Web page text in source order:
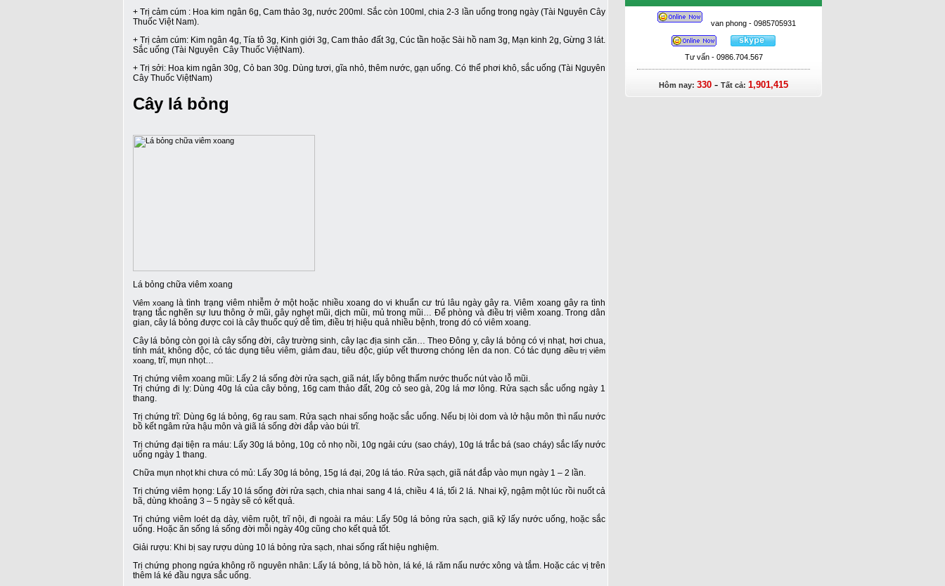
+ Trị cảm cúm : Hoa kim ngân 6g, Cam thảo 3g, nước 200ml. Sắc còn 100ml, chia 2-3 lần uống trong ngày (Tài Nguyên Cây
Thuốc Việt Nam).
+ Trị cảm cúm: Kim ngân 4g, Tía tô 3g, Kinh giới 3g, Cam thảo đất 3g, Cúc tần hoặc Sài hồ nam 3g, Mạn kinh 2g, Gừng 3 lát.
Sắc uống (Tài Nguyên Cây Thuốc ViệtNam).
+ Trị sởi: Hoa kim ngân 30g, Cỏ ban 30g. Dùng tươi, gĩa nhỏ, thêm nước, gạn uống. Có thể phơi khô, sắc uống (Tài Nguyên
Cây Thuốc ViệtNam)
Cây lá bỏng
Lá bỏng chữa viêm xoang
Viêm xoang là tình trạng viêm nhiễm ở một hoặc nhiều xoang do vi khuẩn cư trú lâu ngày gây ra. Viêm xoang gây ra tình
trạng tắc nghẽn sự lưu thông ở mũi, gây nghẹt mũi, dịch mũi, mủ trong mũi… Để phòng và điều trị viêm xoang. Trong dân
gian, cây lá bỏng được coi là cây thuốc quý dễ tìm, điều trị hiệu quả nhiều bệnh, trong đó có viêm xoang.
Cây lá bỏng còn gọi là cây sống đời, cây trường sinh, cây lạc địa sinh căn… Theo Đông y, cây lá bỏng có vị nhạt, hơi chua,
tính mát, không độc, có tác dụng tiêu viêm, giảm đau, tiêu độc, giúp vết thương chóng lên da non. Có tác dụng điều trị viêm
xoang, trĩ, mụn nhọt…
Trị chứng viêm xoang mũi: Lấy 2 lá sống đời rửa sạch, giã nát, lấy bông thấm nước thuốc nút vào lỗ mũi.
Trị chứng đi lỵ: Dùng 40g lá của cây bỏng, 16g cam thảo đất, 20g cỏ seo gà, 20g lá mơ lông. Rửa sạch sắc uống ngày 1
thang.
Trị chứng trĩ: Dùng 6g lá bỏng, 6g rau sam. Rửa sạch nhai sống hoặc sắc uống. Nếu bị lòi dom và lở hậu môn thì nấu nước
bồ kết ngâm rửa hậu môn và giã lá sống đời đắp vào búi trĩ.
Trị chứng đại tiện ra máu: Lấy 30g lá bỏng, 10g cỏ nhọ nồi, 10g ngải cứu (sao cháy), 10g lá trắc bá (sao cháy) sắc lấy nước
uống ngày 1 thang.
Chữa mụn nhọt khi chưa có mủ: Lấy 30g lá bỏng, 15g lá đại, 20g lá táo. Rửa sạch, giã nát đắp vào mụn ngày 1 – 2 lần.
Trị chứng viêm họng: Lấy 10 lá sống đời rửa sạch, chia nhai sang 4 lá, chiều 4 lá, tối 2 lá. Nhai kỹ, ngậm một lúc rồi nuốt cả
bã, dùng khoảng 3 – 5 ngày sẽ có kết quả.
Trị chứng viêm loét dạ dày, viêm ruột, trĩ nội, đi ngoài ra máu: Lấy 50g lá bỏng rửa sạch, giã kỹ lấy nước uống, hoặc sắc
uống. Hoặc ăn sống lá sống đời mỗi ngày 40g cũng cho kết quả tốt.
Giải rượu: Khi bị say rượu dùng 10 lá bỏng rửa sạch, nhai sống rất hiệu nghiệm.
Trị chứng phong ngứa không rõ nguyên nhân: Lấy lá bỏng, lá bồ hòn, lá ké, lá răm nấu nước xông và tắm. Hoặc các vị trên
thêm lá ké đầu ngựa sắc uống.
van phong - 0985705931
Tư vấn - 0986.704.567
Hôm nay: 330 - Tất cả: 1,901,415